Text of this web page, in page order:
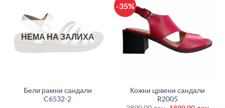
НЕМА НА ЗАЛИХА
Бели рамни сандали
C6532-2
-35%
Кожни црвени сандали
R2005